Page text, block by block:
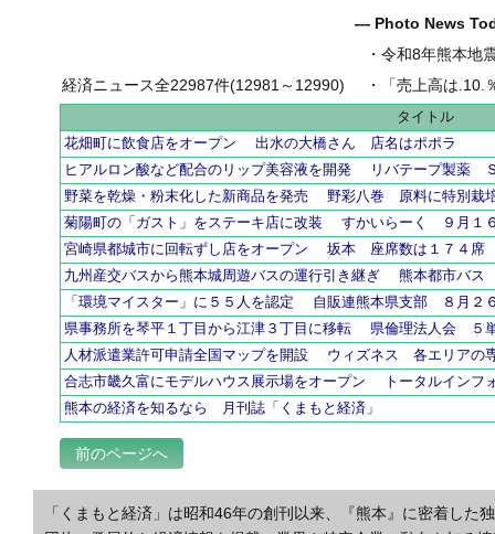
― Photo News
・令和8年熊本地
・
「売上高は.10.％増の
経済ニュース全22987件(12981～12990)
タイトル
花畑町に飲食店をオープン 出水の大橋さん 店名はポポラ
ヒアルロン酸など配合のリップ美容液を開発 リバテープ製薬
野菜を乾燥・粉末化した新商品を発売 野彩八巻 原料に特別栽
菊陽町の「ガスト」をステーキ店に改装 すかいらーく ９月１
宮崎県都城市に回転ずし店をオープン 坂本 座席数は１７４席
九州産交バスから熊本城周遊バスの運行引き継ぎ 熊本都市バ
「環境マイスター」に５５人を認定 自販連熊本県支部 ８月２
県事務所を琴平１丁目から江津３丁目に移転 県倫理法人会
人材派遣業許可申請全国マップを開設 ウィズネス 各エリアの
合志市畿久富にモデルハウス展示場をオープン トータルインフ
熊本の経済を知るなら 月刊誌「くまもと経済」
前のページへ
「くまもと経済」は昭和46年の創刊以来、『熊本』に密着し